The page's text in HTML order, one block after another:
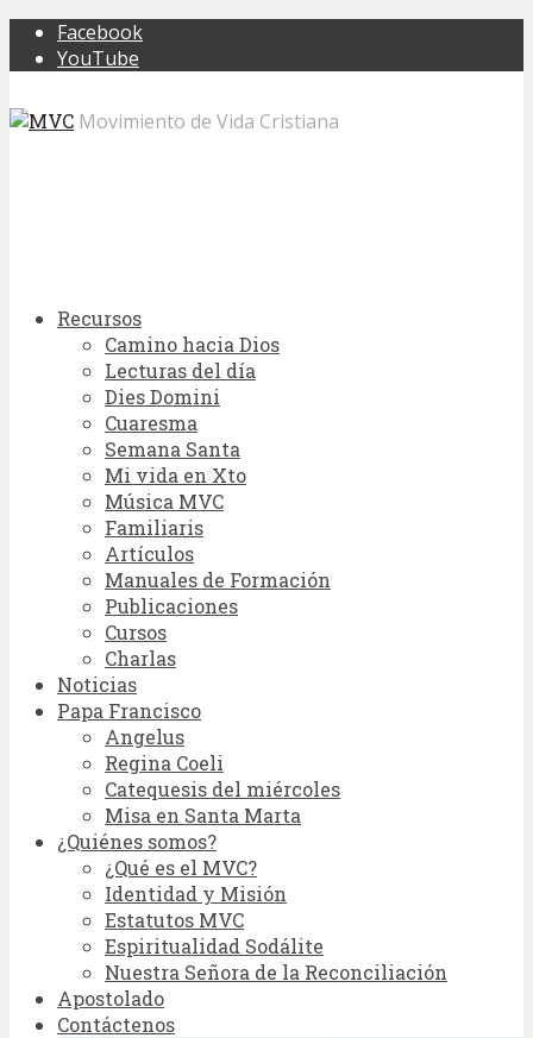
Facebook
YouTube
Movimiento de Vida Cristiana
Recursos
Camino hacia Dios
Lecturas del día
Dies Domini
Cuaresma
Semana Santa
Mi vida en Xto
Música MVC
Familiaris
Artículos
Manuales de Formación
Publicaciones
Cursos
Charlas
Noticias
Papa Francisco
Angelus
Regina Coeli
Catequesis del miércoles
Misa en Santa Marta
¿Quiénes somos?
¿Qué es el MVC?
Identidad y Misión
Estatutos MVC
Espiritualidad Sodálite
Nuestra Señora de la Reconciliación
Apostolado
Contáctenos